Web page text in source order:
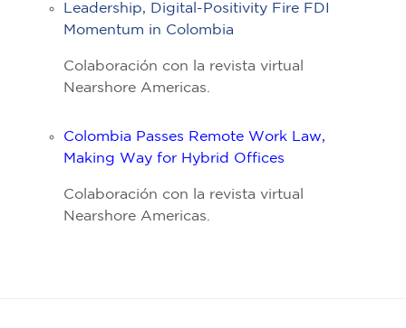
Leadership, Digital-Positivity Fire FDI
Momentum in Colombia
Colaboración con la revista virtual
Nearshore Americas.
Colombia Passes Remote Work Law,
Making Way for Hybrid Offices
Colaboración con la revista virtual
Nearshore Americas.